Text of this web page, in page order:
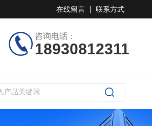
在线留言 联系方式
咨询电话：
18930812311